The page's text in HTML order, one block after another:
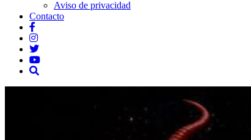
Aviso de privacidad
Contacto